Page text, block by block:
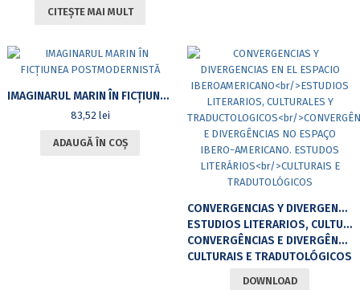
CITEȘTE MAI MULT
IMAGINARUL MARIN ÎN FICȚIUNEA POSTMODERNISTĂ
83,52 lei
ADAUGĂ ÎN COȘ
CONVERGENCIAS Y DIVERGENCIAS EN EL ESPACIO IBEROAMERICANO
ESTUDIOS LITERARIOS, CULTURALES Y TRADUCTOLOGICOS
CONVERGÊNCIAS E DIVERGÊNCIAS NO ESPAÇO IBERO-AMERICANO. ESTUDOS LITERÁRIOS
CULTURAIS E TRADUTOLÓGICOS
DOWNLOAD